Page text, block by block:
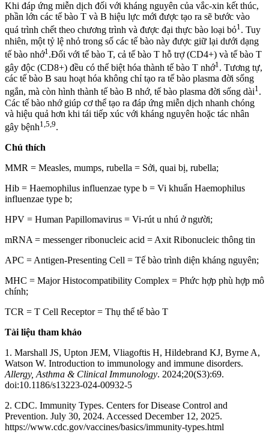
Khi đáp ứng miễn dịch đối với kháng nguyên của vắc-xin kết thúc,
phần lớn các tế bào T và B hiệu lực mới được tạo ra sẽ bước vào
quá trình chết theo chương trình và được đại thực bào loại bỏ1. Tuy
nhiên, một tỷ lệ nhỏ trong số các tế bào này được giữ lại dưới dạng
tế bào nhớ1 .Đối với tế bào T, cả tế bào T hỗ trợ (CD4+) và tế bào T
gây độc (CD8+) đều có thể biệt hóa thành tế bào T nhớ1 . Tương tự,
các tế bào B sau hoạt hóa không chỉ tạo ra tế bào plasma đời sống
ngắn, mà còn hình thành tế bào B nhớ, tế bào plasma đời sống dài1.
Các tế bào nhớ giúp cơ thể tạo ra đáp ứng miễn dịch nhanh chóng
và hiệu quả hơn khi tái tiếp xúc với kháng nguyên hoặc tác nhân
gây bệnh1,5,9.
Chú thích
MMR = Measles, mumps, rubella = Sởi, quai bị, rubella;
Hib = Haemophilus influenzae type b = Vi khuẩn Haemophilus
influenzae type b;
HPV = Human Papillomavirus = Vi-rút u nhú ở người;
mRNA = messenger ribonucleic acid = Axit Ribonucleic thông tin
APC = Antigen-Presenting Cell = Tế bào trình diện kháng nguyên;
MHC = Major Histocompatibility Complex = Phức hợp phù hợp mô
chính;
TCR = T Cell Receptor = Thụ thể tế bào T
Tài liệu tham khảo
1. Marshall JS, Upton JEM, Vliagoftis H, Hildebrand KJ, Byrne A,
Watson W. Introduction to immunology and immune disorders.
Allergy, Asthma & Clinical Immunology. 2024;20(S3):69.
doi:10.1186/s13223-024-00932-5
2. CDC. Immunity Types. Centers for Disease Control and
Prevention. July 30, 2024. Accessed December 12, 2025.
https://www.cdc.gov/vaccines/basics/immunity-types.html